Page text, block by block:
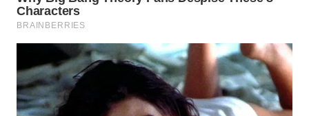
WAHANA
UMKM
WAHANA
SELEB
WAHANA